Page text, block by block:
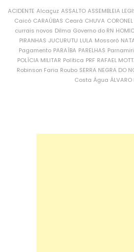
ACIDENTE Alcaçuz ASSALTO ASSEMBLEIA
Caicó CARAÚBAS Ceará CHUVA
currais novos Dilma Governo do RN
PIRANHAS JUCURUTU LULA Mossoró
Pagamento PARAÍBA PARELHAS
POLÍCIA MILITAR Política PRF RAFAEL
Robinson Faria Roubo SERRA NEGRA DO
Costa Água ÁLVARO